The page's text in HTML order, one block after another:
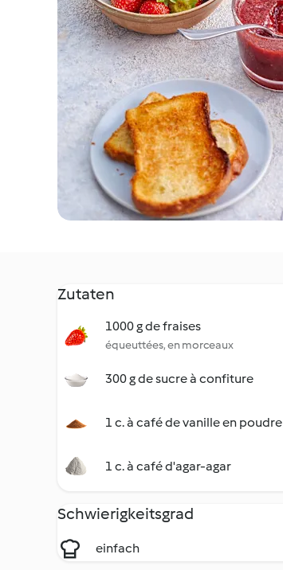
Zutaten
1000 g de fraises
équeuttées, en morceaux
300 g de sucre à confiture
1 c. à café de vanille en poudre
1 c. à café d'agar-agar
Schwierigkeitsgrad
einfach